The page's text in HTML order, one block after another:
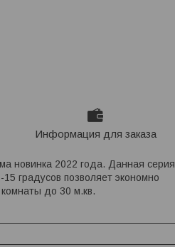
Информация для заказа
новинка 2022 года. Данная серия
градусов позволяет экономно
до 30 м.кв.